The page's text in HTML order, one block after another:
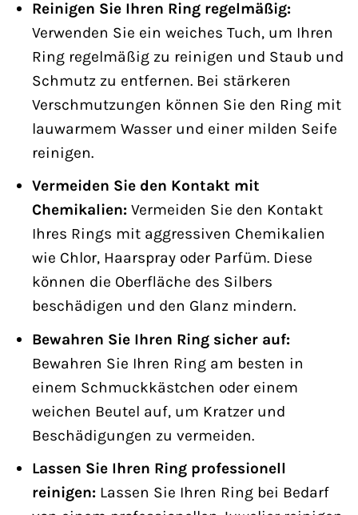
Reinigen Sie Ihren Ring regelmäßig:
Verwenden Sie ein weiches Tuch, um Ihren
Ring regelmäßig zu reinigen und Staub und
Schmutz zu entfernen. Bei stärkeren
Verschmutzungen können Sie den Ring mit
lauwarmem Wasser und einer milden Seife
reinigen.
Vermeiden Sie den Kontakt mit
Chemikalien:Vermeiden Sie den Kontakt
Ihres Rings mit aggressiven Chemikalien
wie Chlor, Haarspray oder Parfüm. Diese
können die Oberfläche des Silbers
beschädigen und den Glanz mindern.
Bewahren Sie Ihren Ring sicher auf:
Bewahren Sie Ihren Ring am besten in
einem Schmuckkästchen oder einem
weichen Beutel auf, um Kratzer und
Beschädigungen zu vermeiden.
Lassen Sie Ihren Ring professionell
reinigen:Lassen Sie Ihren Ring bei Bedarf